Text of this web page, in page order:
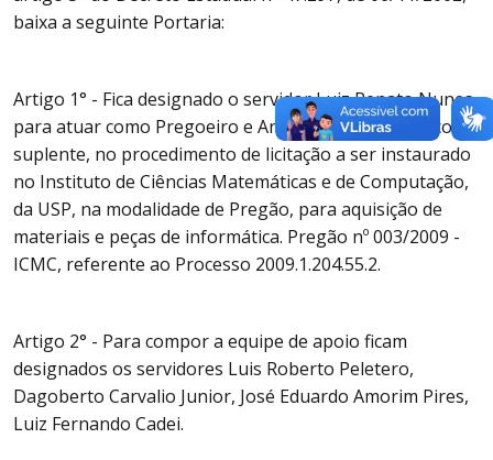
baixa a seguinte Portaria:
Artigo 1° - Fica designado o servidor Luiz Renato Nunes
para atuar como Pregoeiro e Anderson Alexandre, como
suplente, no procedimento de licitação a ser instaurado
no Instituto de Ciências Matemáticas e de Computação,
da USP, na modalidade de Pregão, para aquisição de
materiais e peças de informática. Pregão nº 003/2009 -
ICMC, referente ao Processo 2009.1.204.55.2.
Artigo 2° - Para compor a equipe de apoio ficam
designados os servidores Luis Roberto Peletero,
Dagoberto Carvalio Junior, José Eduardo Amorim Pires,
Luiz Fernando Cadei.